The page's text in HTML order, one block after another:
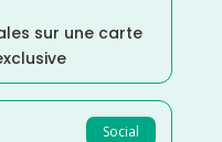
sur une carte
Social